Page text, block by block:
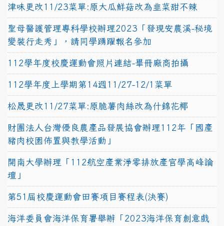
津味更改11/23菜單:原大瓜鮮菇改為韭菜甜不辣
聖母醫護管理專科學校辦理2023「發現安農溪-秘境
變裝行走秀」，請同學踴躍報名參加
112學年度校慶運動會照片連結-畢冊廠商拍攝
112學年度上學期第14週11/27-12/1菜單
松晟更改11/27菜單:原脆薯肉絲改為什錦花椰
財團法人台灣優良農產品發展協會辦理112年「國產
豬肉校園佈置與教學活動」
開南大學辦理「112航空產業淨零排放產官學高峰論
壇」
第51屆校慶運動會田賽項目賽程表(決賽)
海洋委員會海洋保育署舉辦「2023海洋保育創意戲